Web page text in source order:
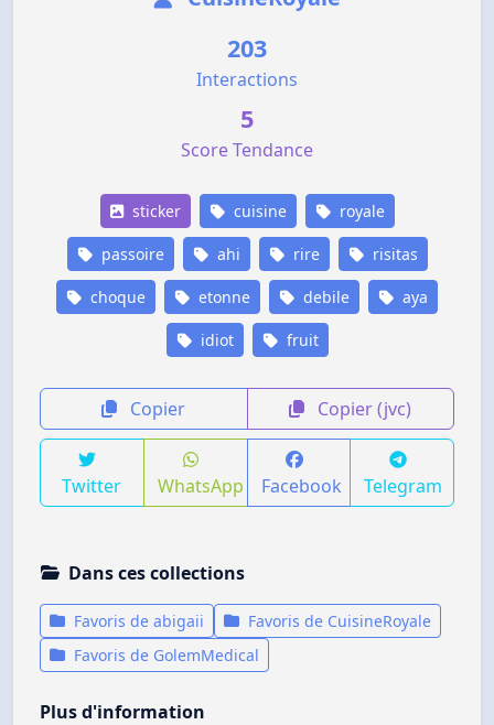
203
Interactions
5
Score Tendance
sticker cuisine royale
passoire ahi rire risitas
choque etonne debile aya
idiot fruit
Copier Copier (jvc)
Twitter WhatsApp Facebook Telegram
Dans ces collections
Favoris de abigaii
Favoris de CuisineRoyale
Favoris de GolemMedical
Plus d'information